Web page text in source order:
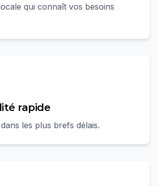
qui connaît vos besoins
rapide
les plus brefs délais.